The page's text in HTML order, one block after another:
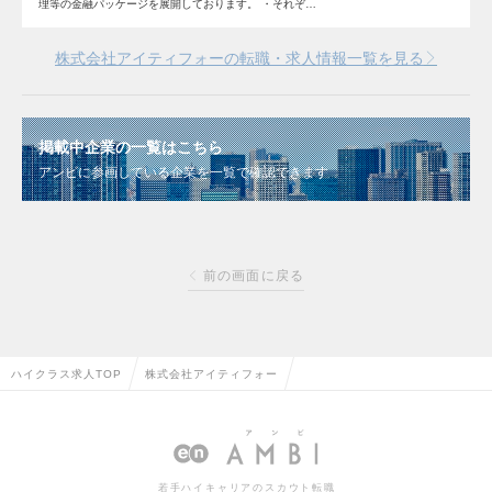
理等の金融パッケージを展開しております。 ・それぞ…
株式会社アイティフォーの転職・求人情報一覧を見る
掲載中企業の一覧はこちら
アンビに参画している企業を一覧で確認できます
前の画面に戻る
ハイクラス求人TOP 株式会社アイティフォー
若手ハイキャリアのスカウト転職